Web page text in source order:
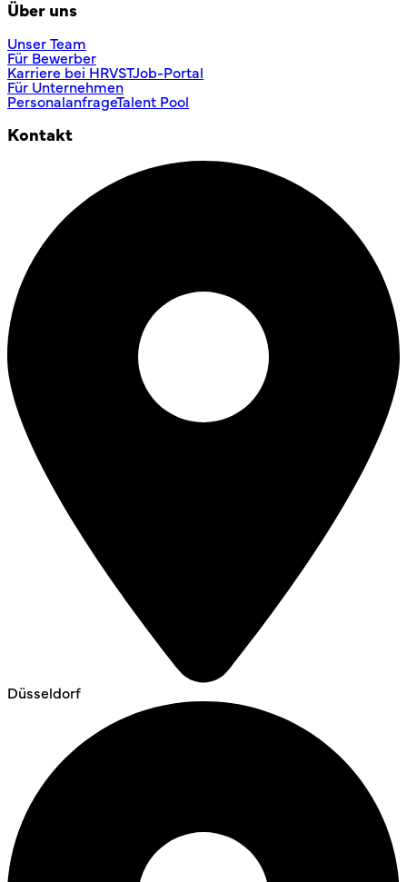
Über uns
Unser Team
Für Bewerber
Karriere bei HRVSTJob-Portal
Für Unternehmen
PersonalanfrageTalent Pool
Kontakt
Düsseldorf